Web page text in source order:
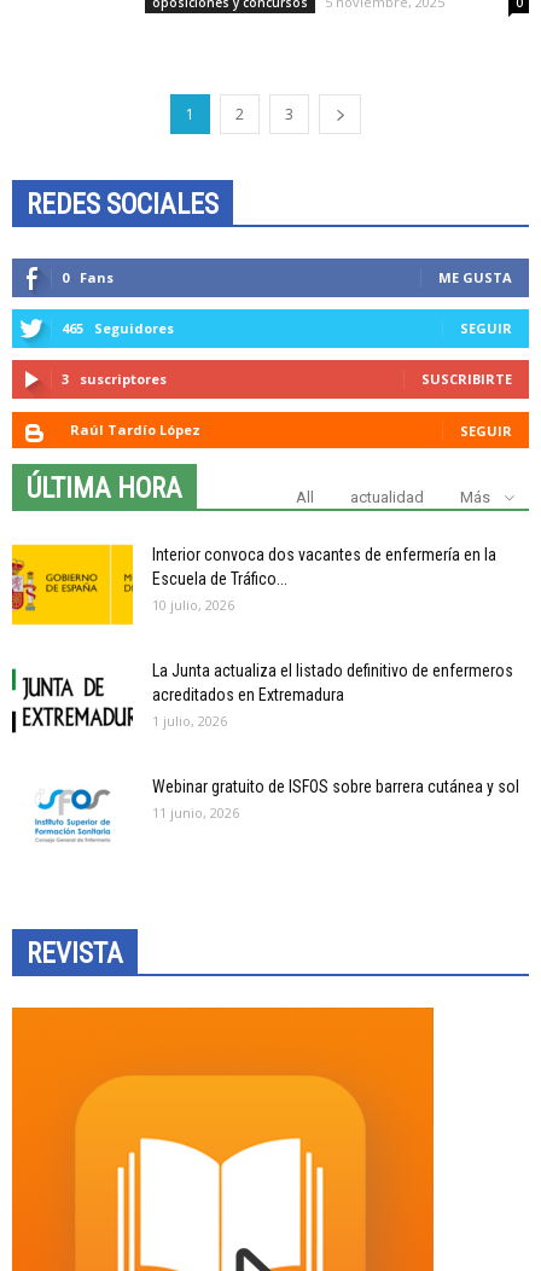
1 2 3
REDES SOCIALES
0 Fans ME GUSTA
465 Seguidores SEGUIR
3 suscriptores SUSCRIBIRTE
Raúl Tardío López SEGUIR
ÚLTIMA HORA All actualidad Más
Interior convoca dos vacantes de enfermería en la
Escuela de Tráfico...
10 julio, 2026
La Junta actualiza el listado definitivo de enfermeros
acreditados en Extremadura
1 julio, 2026
Webinar gratuito de ISFOS sobre barrera cutánea y sol
11 junio, 2026
REVISTA